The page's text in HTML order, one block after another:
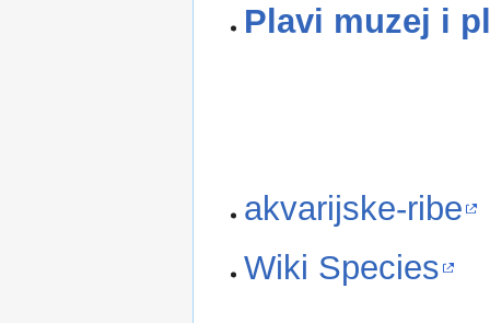
Plavi muzej i
akvarijske-ribe
Wiki Species